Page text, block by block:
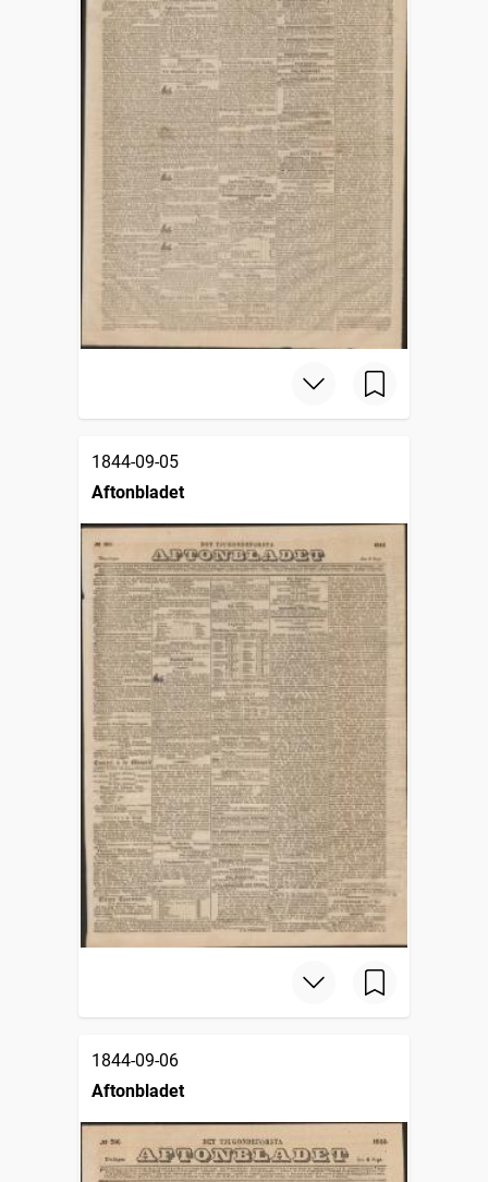
1844-09-05
Aftonbladet
1844-09-06
Aftonbladet